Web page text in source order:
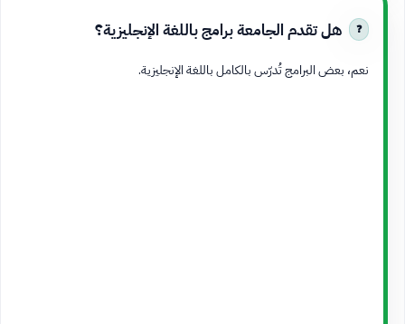
هل تقدم الجامعة برامج باللغة الإنجليزية؟
نعم، بعض البرامج تُدرّس بالكامل باللغة الإنجليزية.